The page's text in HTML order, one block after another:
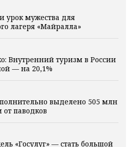
урок мужества для
лагеря «Майралла»
Внутренний туризм в России
— на 20,1%
выделено 505 млн
паводков
«Госулуг» — стать большой